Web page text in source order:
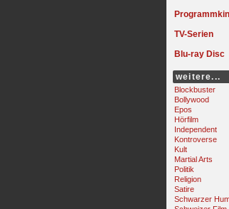
TV-Serien
Blu-ray Disc
weitere...
Blockbuster
Bollywood
Epos
Hörfilm
Independent
Kontroverse
Kult
Martial Arts
Politik
Religion
Satire
Schwarzer